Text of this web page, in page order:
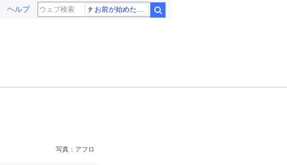
ヘルプ
写真：アフロ